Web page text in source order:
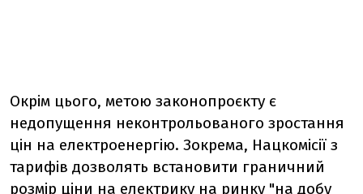
Окрім цього, метою законопроєкту є
недопущення неконтрольованого зростання
цін на електроенергію. Зокрема, Нацкомісії з
тарифів дозволять встановити граничний
розмір ціни на електрику на ринку "на добу